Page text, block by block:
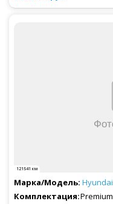
121541 км
Hyundai
Premium